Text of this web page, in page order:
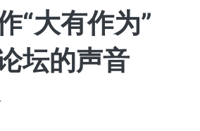
“大有作为”
坛的声音